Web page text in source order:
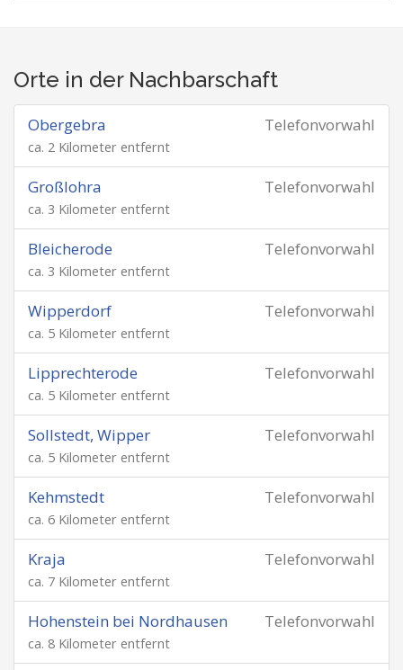
Orte in der Nachbarschaft
Telefonvorwahl
Obergebra
ca. 2 Kilometer entfernt
Telefonvorwahl
Großlohra
ca. 3 Kilometer entfernt
Telefonvorwahl
Bleicherode
ca. 3 Kilometer entfernt
Telefonvorwahl
Wipperdorf
ca. 5 Kilometer entfernt
Telefonvorwahl
Lipprechterode
ca. 5 Kilometer entfernt
Telefonvorwahl
Sollstedt, Wipper
ca. 5 Kilometer entfernt
Telefonvorwahl
Kehmstedt
ca. 6 Kilometer entfernt
Telefonvorwahl
Kraja
ca. 7 Kilometer entfernt
Telefonvorwahl
Hohenstein bei Nordhausen
ca. 8 Kilometer entfernt